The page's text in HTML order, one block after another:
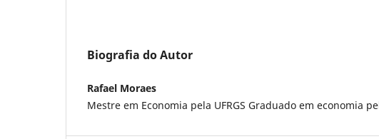
Biografia do Autor
Rafael Moraes
Mestre em Economia pela UFRGS Graduado em economia